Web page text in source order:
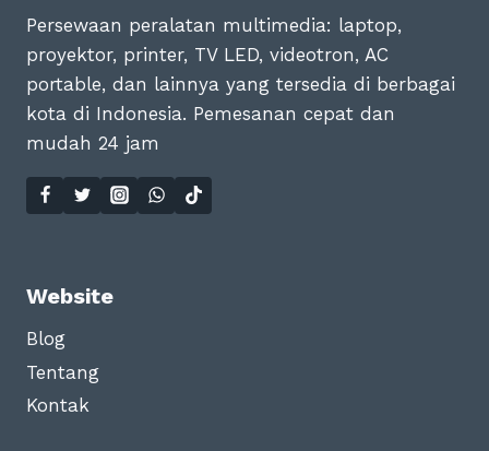
Persewaan peralatan multimedia: laptop,
proyektor, printer, TV LED, videotron, AC
portable, dan lainnya yang tersedia di berbagai
kota di Indonesia. Pemesanan cepat dan
mudah 24 jam
Website
Blog
Tentang
Kontak